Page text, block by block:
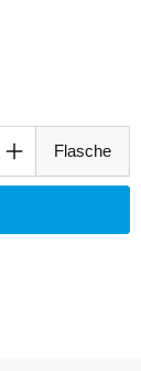
Flasche